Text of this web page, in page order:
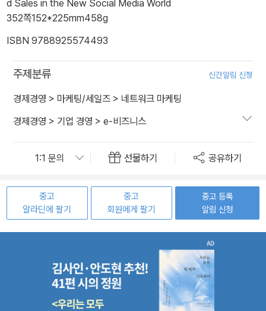
d Sales in the New Social Media World
352쪽152*225mm458g
ISBN 9788925574493
주제분류 신간알림 신청
경제경영 > 마케팅/세일즈 > 네트워크 마케팅
경제경영 > 기업 경영 > e-비즈니스
선물하기 공유하기
중고
알라딘에 팔기
중고
회원에게 팔기
중고 등록
알림 신청